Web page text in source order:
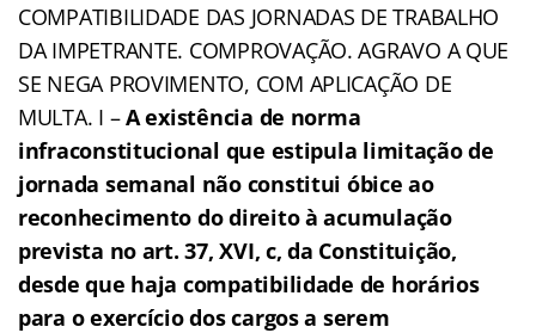
COMPATIBILIDADE DAS JORNADAS DE TRABALHO
DA IMPETRANTE. COMPROVAÇÃO. AGRAVO A QUE
SE NEGA PROVIMENTO, COM APLICAÇÃO DE
MULTA. I –A existência de norma
infraconstitucional que estipula limitação de
jornada semanal não constitui óbice ao
reconhecimento do direito à acumulação
prevista no art. 37, XVI, c, da Constituição,
desde que haja compatibilidade de horários
para o exercício dos cargos a serem